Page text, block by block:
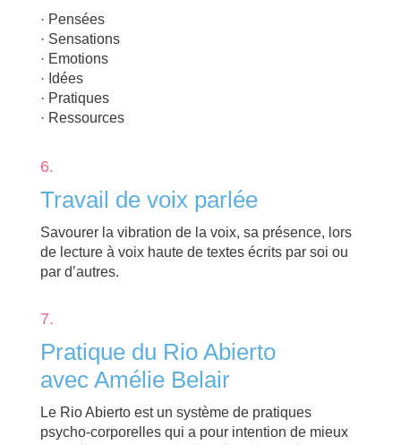
· Pensées
· Sensations
· Emotions
· Idées
· Pratiques
· Ressources
6.
Travail de voix parlée
Savourer la vibration de la voix, sa présence, lors
de lecture à voix haute de textes écrits par soi ou
par d’autres.
7.
Pratique du Rio Abierto
avec Amélie Belair
Le Rio Abierto est un système de pratiques
psycho-corporelles qui a pour intention de mieux